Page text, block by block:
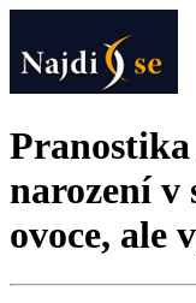
Pranostika
narození v
ovoce, ale